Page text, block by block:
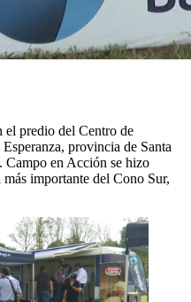
el predio del Centro de
provincia de Santa
Campo en Acción se hizo
más importante del Cono Sur,